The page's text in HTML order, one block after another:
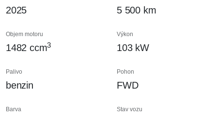
2025 5 500 km
Objem motoru
1482 ccm3
Výkon
103 kW
Palivo
benzin
Pohon
FWD
Barva Stav vozu